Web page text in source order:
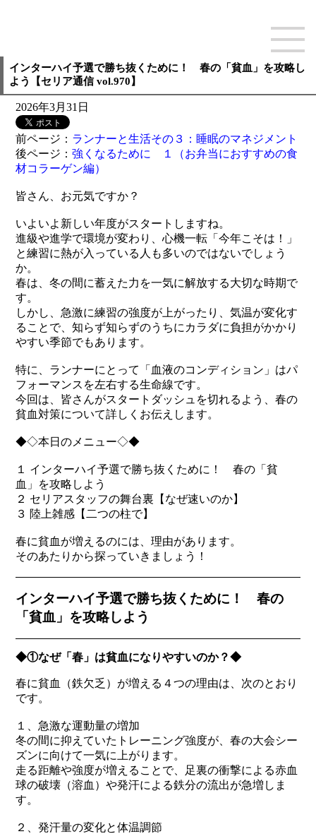
インターハイ予選で勝ち抜くために！ 春の「貧血」を攻略し
よう【セリア通信 vol.970】
2026年3月31日
前ページ： ランナーと生活その３：睡眠のマネジメント
後ページ：強くなるために １（お弁当におすすめの食
材コラーゲン編）
皆さん、お元気ですか？
いよいよ新しい年度がスタートしますね。
進級や進学で環境が変わり、心機一転「今年こそは！」
と練習に熱が入っている人も多いのではないでしょう
か。
春は、冬の間に蓄えた力を一気に解放する大切な時期で
す。
しかし、急激に練習の強度が上がったり、気温が変化す
ることで、知らず知らずのうちにカラダに負担がかかり
やすい季節でもあります。
特に、ランナーにとって「血液のコンディション」はパ
フォーマンスを左右する生命線です。
今回は、皆さんがスタートダッシュを切れるよう、春の
貧血対策について詳しくお伝えします。
◆◇本日のメニュー◇◆
１ インターハイ予選で勝ち抜くために！ 春の「貧
血」を攻略しよう
２ セリアスタッフの舞台裏【なぜ速いのか】
３ 陸上雑感【二つの柱で】
春に貧血が増えるのには、理由があります。
そのあたりから探っていきましょう！
インターハイ予選で勝ち抜くために！ 春の
「貧血」を攻略しよう
◆①なぜ「春」は貧血になりやすいのか？◆
春に貧血（鉄欠乏）が増える４つの理由は、次のとおり
です。
１、急激な運動量の増加
冬の間に抑えていたトレーニング強度が、春の大会シー
ズンに向けて一気に上がります。
走る距離や強度が増えることで、足裏の衝撃による赤血
球の破壊（溶血）や発汗による鉄分の流出が急増しま
す。
２、発汗量の変化と体温調節